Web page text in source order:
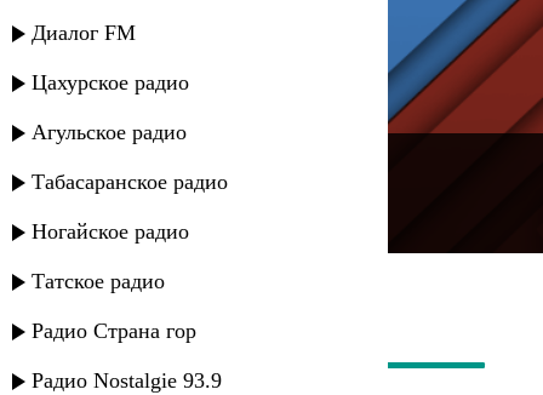
Диалог FM
Цахурское радио
Агульское радио
Табасаранское радио
Ногайское радио
Татское радио
Радио Страна гор
Радио Nostalgie 93.9
---
Русское радио